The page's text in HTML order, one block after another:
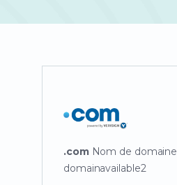
.comNom de domaine
domainavailable2